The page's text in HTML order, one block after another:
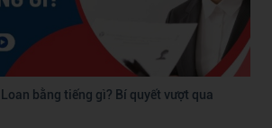
bằng tiếng gì? Bí quyết vượt qua